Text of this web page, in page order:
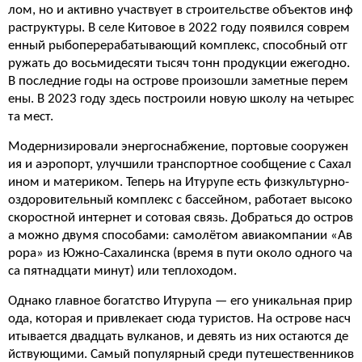
лом, но и активно участвует в строительстве объектов инф
раструктуры. В селе Китовое в 2022 году появился соврем
енный рыбоперерабатывающий комплекс, способный отг
ружать до восьмидесяти тысяч тонн продукции ежегодно.
В последние годы на острове произошли заметные перем
ены. В 2023 году здесь построили новую школу на четырес
та мест.
Модернизировали энергоснабжение, портовые сооружен
ия и аэропорт, улучшили транспортное сообщение с Сахал
ином и материком. Теперь на Итурупе есть физкультурно-
оздоровительный комплекс с бассейном, работает высоко
скоростной интернет и сотовая связь. Добраться до остров
а можно двумя способами: самолётом авиакомпании «Ав
рора» из Южно-Сахалинска (время в пути около одного ча
са пятнадцати минут) или теплоходом.
Однако главное богатство Итурупа — его уникальная прир
ода, которая и привлекает сюда туристов. На острове насч
итывается двадцать вулканов, и девять из них остаются де
йствующими. Самый популярный среди путешественников